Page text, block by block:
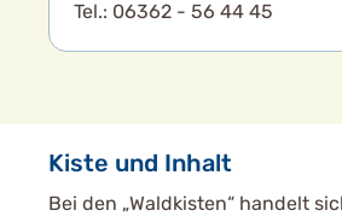
Tel.: 06362 - 56 44 45
Kiste und Inhalt
Bei den „Waldkisten“ handelt